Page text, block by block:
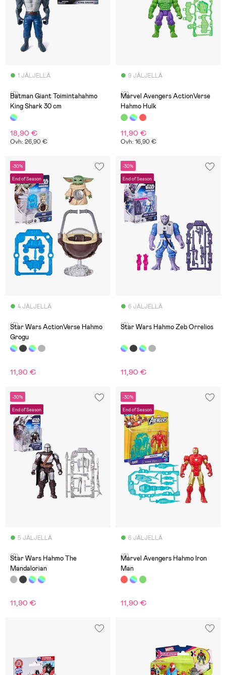
1 JÄLJELLÄ
(0)
Batman Giant Toimintahahmo
King Shark 30 cm
18,90 €
Ovh: 26,90 €
9 JÄLJELLÄ
(0)
Marvel Avengers ActionVerse
Hahmo Hulk
11,90 €
Ovh: 16,90 €
-30%
End of Season
4 JÄLJELLÄ
(0)
Star Wars ActionVerse Hahmo
Grogu
11,90 €
-30%
End of Season
6 JÄLJELLÄ
(0) Star Wars Hahmo Zeb Orrelios
11,90 €
-30%
End of Season
5 JÄLJELLÄ
(0)
Star Wars Hahmo The
Mandalorian
11,90 €
-30%
End of Season
6 JÄLJELLÄ
(0)
Marvel Avengers Hahmo Iron
Man
11,90 €